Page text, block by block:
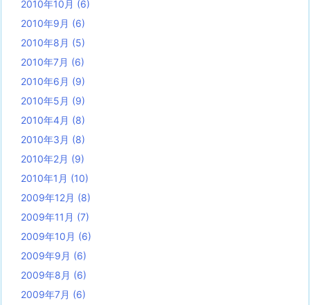
2010年10月 (6)
2010年9月 (6)
2010年8月 (5)
2010年7月 (6)
2010年6月 (9)
2010年5月 (9)
2010年4月 (8)
2010年3月 (8)
2010年2月 (9)
2010年1月 (10)
2009年12月 (8)
2009年11月 (7)
2009年10月 (6)
2009年9月 (6)
2009年8月 (6)
2009年7月 (6)